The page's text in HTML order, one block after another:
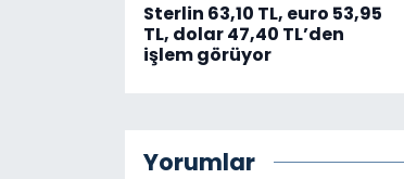
Sterlin 63,10 TL, euro 53,95
TL, dolar 47,40 TL’den
işlem görüyor
Yorumlar